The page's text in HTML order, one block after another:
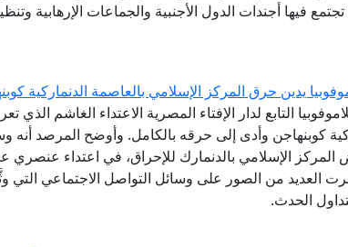
تجتمع فيها أجندات الدول الأجنبية والجماعات الإرهابية
يدين حرق المركز الإسلامي بالعاصمة الدنماركية
التابع لدار الإفتاء المصرية الاعتداء الغاشم
كوبنهاجن وأدى إلى حرقه بالكامل. وأوضح المرصد أنه
19) تعرض المركز الإسلامي بالدنمارك للإحراق، في اعتداء
العديد من الصور على وسائل التواصل الاجتماعي التي
الحدث.